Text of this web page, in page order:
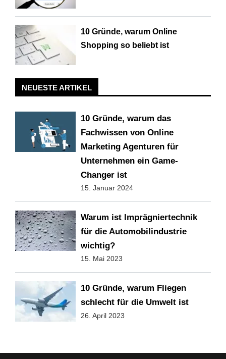
10 Gründe, warum Online
Shopping so beliebt ist
NEUESTE ARTIKEL
10 Gründe, warum das
Fachwissen von Online
Marketing Agenturen für
Unternehmen ein Game-
Changer ist
15. Januar 2024
Warum ist Imprägniertechnik
für die Automobilindustrie
wichtig?
15. Mai 2023
10 Gründe, warum Fliegen
schlecht für die Umwelt ist
26. April 2023